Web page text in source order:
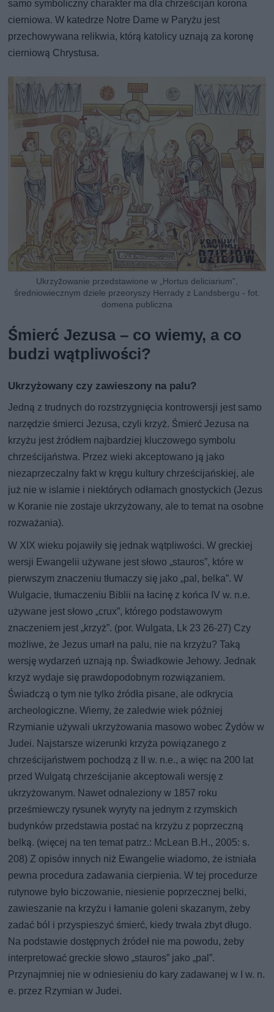
samo symboliczny charakter ma dla chrześcijan korona
cierniowa. W katedrze Notre Dame w Paryżu jest
przechowywana relikwia, którą katolicy uznają za koronę
cierniową Chrystusa.
Ukrzyżowanie przedstawione w „Hortus deliciarium”,
średniowiecznym dziele przeoryszy Herrady z Landsbergu - fot.
domena publiczna
Śmierć Jezusa – co wiemy, a co
budzi wątpliwości?
Ukrzyżowany czy zawieszony na palu?
Jedną z trudnych do rozstrzygnięcia kontrowersji jest samo
narzędzie śmierci Jezusa, czyli krzyż. Śmierć Jezusa na
krzyżu jest źródłem najbardziej kluczowego symbolu
chrześcijaństwa. Przez wieki akceptowano ją jako
niezaprzeczalny fakt w kręgu kultury chrześcijańskiej, ale
już nie w islamie i niektórych odłamach gnostyckich (Jezus
w Koranie nie zostaje ukrzyżowany, ale to temat na osobne
rozważania).
W XIX wieku pojawiły się jednak wątpliwości. W greckiej
wersji Ewangelii używane jest słowo „stauros”, które w
pierwszym znaczeniu tłumaczy się jako „pal, belka”. W
Wulgacie, tłumaczeniu Biblii na łacinę z końca IV w. n.e.
używane jest słowo „crux”, którego podstawowym
znaczeniem jest „krzyż”. (por. Wulgata, Lk 23 26-27) Czy
możliwe, że Jezus umarł na palu, nie na krzyżu? Taką
wersję wydarzeń uznają np. Świadkowie Jehowy. Jednak
krzyż wydaje się prawdopodobnym rozwiązaniem.
Świadczą o tym nie tylko źródła pisane, ale odkrycia
archeologiczne. Wiemy, że zaledwie wiek później
Rzymianie używali ukrzyżowania masowo wobec Żydów w
Judei. Najstarsze wizerunki krzyża powiązanego z
chrześcijaństwem pochodzą z II w. n.e., a więc na 200 lat
przed Wulgatą chrześcijanie akceptowali wersję z
ukrzyżowanym. Nawet odnaleziony w 1857 roku
prześmiewczy rysunek wyryty na jednym z rzymskich
budynków przedstawia postać na krzyżu z poprzeczną
belką. (więcej na ten temat patrz.: McLean B.H., 2005: s.
208) Z opisów innych niż Ewangelie wiadomo, że istniała
pewna procedura zadawania cierpienia. W tej procedurze
rutynowe było biczowanie, niesienie poprzecznej belki,
zawieszanie na krzyżu i łamanie goleni skazanym, żeby
zadać ból i przyspieszyć śmierć, kiedy trwała zbyt długo.
Na podstawie dostępnych źródeł nie ma powodu, żeby
interpretować greckie słowo „stauros” jako „pal”.
Przynajmniej nie w odniesieniu do kary zadawanej w I w. n.
e. przez Rzymian w Judei.